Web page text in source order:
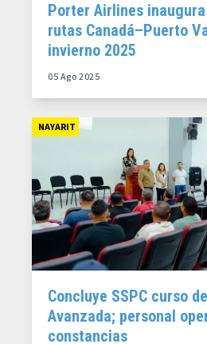
Porter Airlines
rutas Canadá–Puerto
invierno 2025
05 Ago 2025
NAYARIT
Concluye SSPC curso
Avanzada; personal
constancias